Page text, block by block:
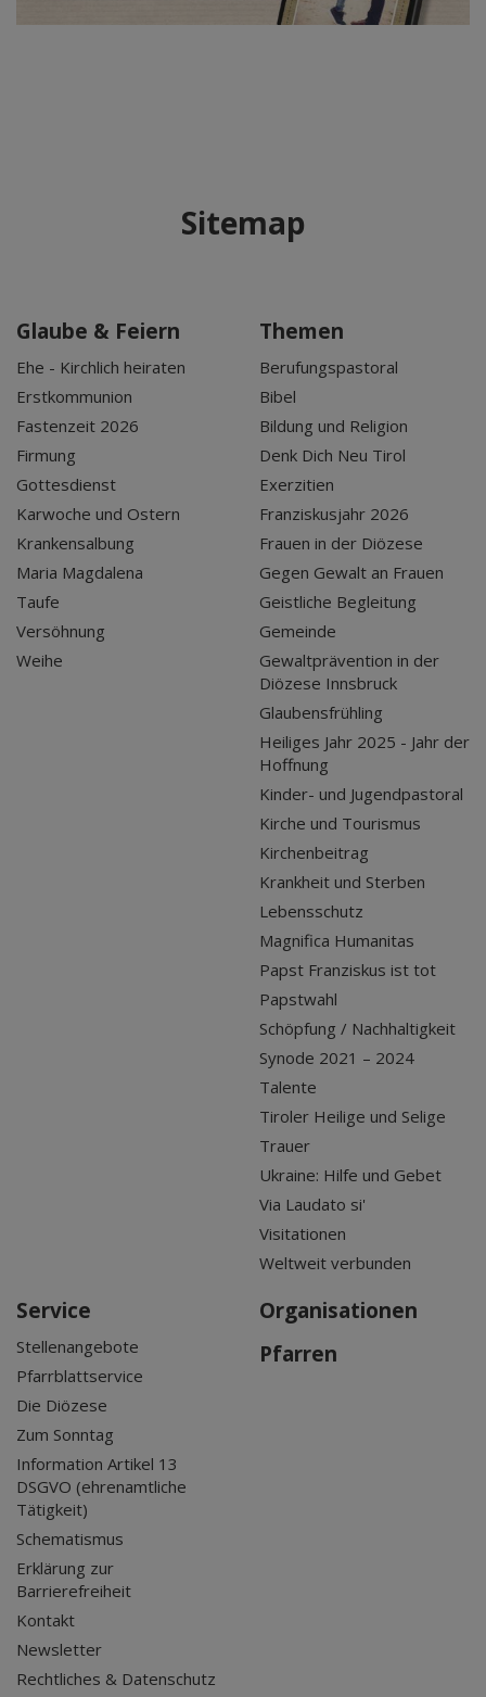
Sitemap
Glaube & Feiern
Ehe - Kirchlich heiraten
Erstkommunion
Fastenzeit 2026
Firmung
Gottesdienst
Karwoche und Ostern
Krankensalbung
Maria Magdalena
Taufe
Versöhnung
Weihe
Themen
Berufungspastoral
Bibel
Bildung und Religion
Denk Dich Neu Tirol
Exerzitien
Franziskusjahr 2026
Frauen in der Diözese
Gegen Gewalt an Frauen
Geistliche Begleitung
Gemeinde
Gewaltprävention in der
Diözese Innsbruck
Glaubensfrühling
Heiliges Jahr 2025 - Jahr der
Hoffnung
Kinder- und Jugendpastoral
Kirche und Tourismus
Kirchenbeitrag
Krankheit und Sterben
Lebensschutz
Magnifica Humanitas
Papst Franziskus ist tot
Papstwahl
Schöpfung / Nachhaltigkeit
Synode 2021 – 2024
Talente
Tiroler Heilige und Selige
Trauer
Ukraine: Hilfe und Gebet
Via Laudato si'
Visitationen
Weltweit verbunden
Service
Stellenangebote
Pfarrblattservice
Die Diözese
Zum Sonntag
Information Artikel 13
DSGVO (ehrenamtliche
Tätigkeit)
Schematismus
Erklärung zur
Barrierefreiheit
Kontakt
Newsletter
Rechtliches & Datenschutz
Organisationen
Pfarren